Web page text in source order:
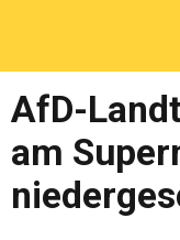
Service
AfD-
am